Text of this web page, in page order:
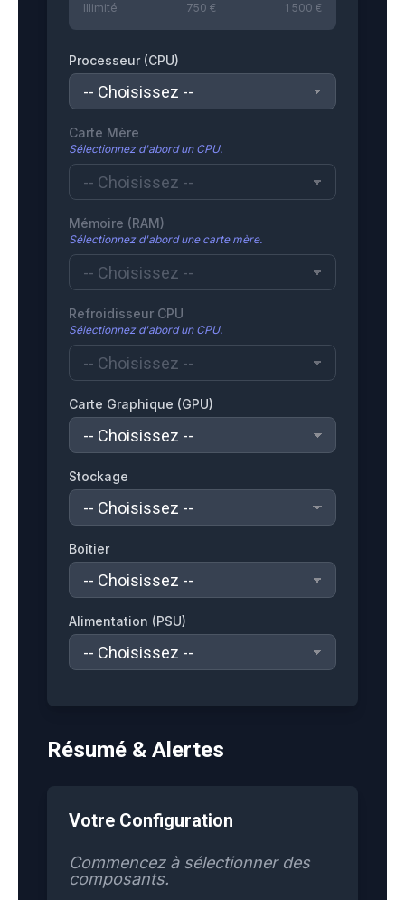
Illimité 750 € 1 500 €
Processeur (CPU)
Carte Mère
Sélectionnez d'abord un CPU.
Mémoire (RAM)
Sélectionnez d'abord une carte mère.
Refroidisseur CPU
Sélectionnez d'abord un CPU.
Carte Graphique (GPU)
Stockage
Boîtier
Alimentation (PSU)
Résumé & Alertes
Votre Configuration
Commencez à sélectionner des
composants.